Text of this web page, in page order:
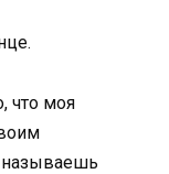
что моя